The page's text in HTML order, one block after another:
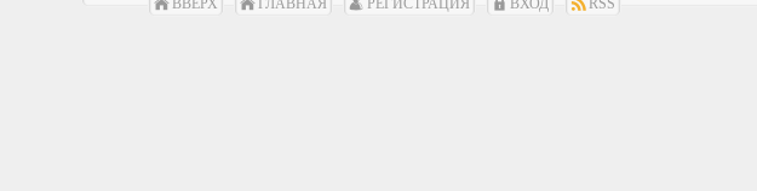
ВВЕРХ ГЛАВНАЯ РЕГИСТРАЦИЯ ВХОД RSS